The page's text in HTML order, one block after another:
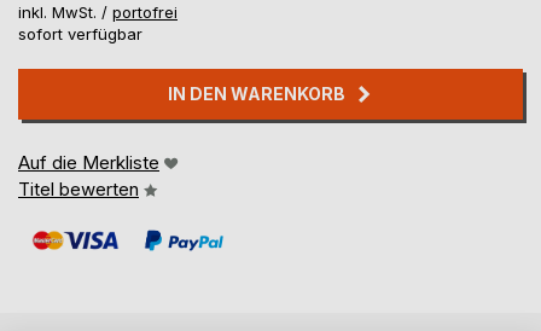
inkl. MwSt. / portofrei
sofort verfügbar
IN DEN WARENKORB
Auf die Merkliste
Titel bewerten